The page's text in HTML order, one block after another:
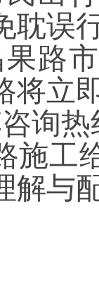
耽误
果路
将立
询热
施工
解与